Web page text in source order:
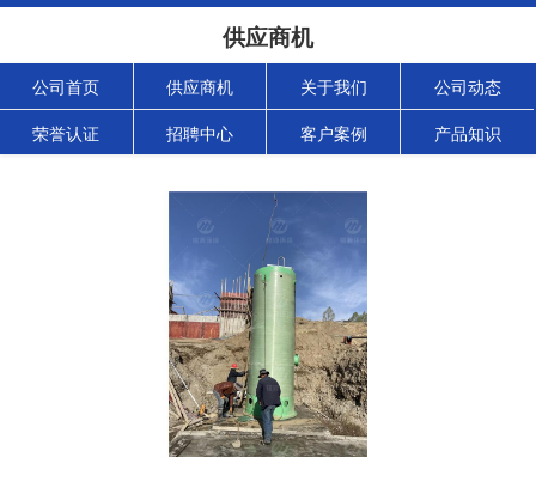
供应商机
公司首页 供应商机 关于我们 公司动态
荣誉认证 招聘中心 客户案例 产品知识